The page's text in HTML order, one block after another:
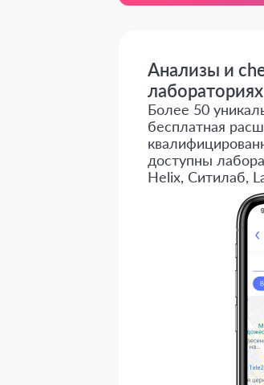
Анализы и
лабораториях
Более 50
бесплатная
доступны
Helix, Ситилаб,